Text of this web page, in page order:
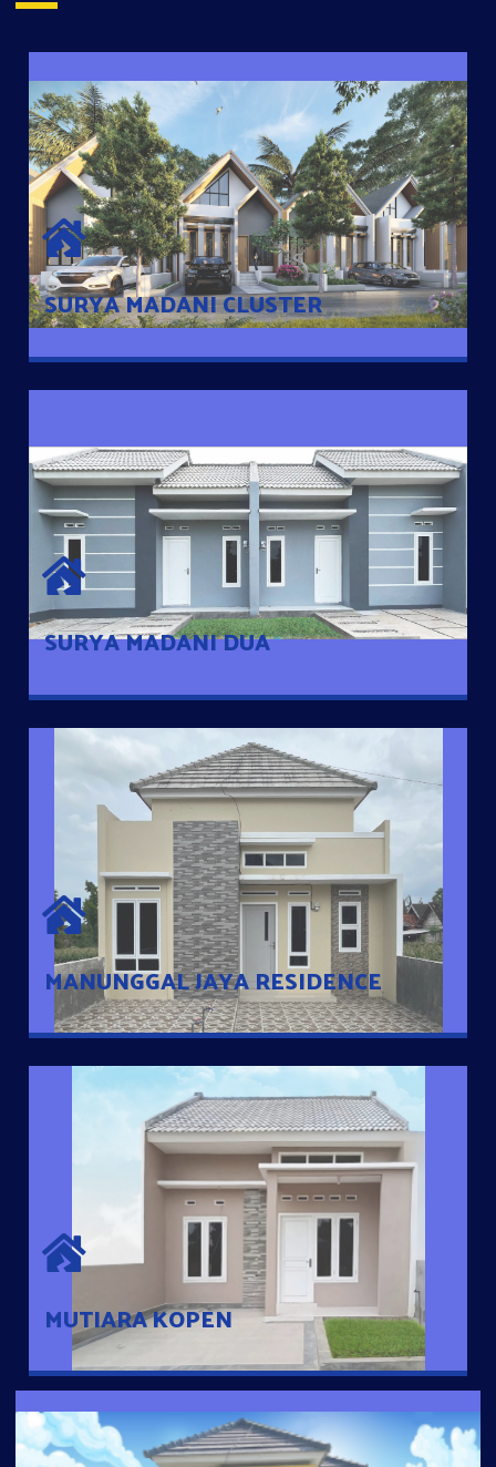
SURYA MADANI CLUSTER
SURYA MADANI CLUSTER
Desain Modern Minimalis dengan Konsep Rumah Pintar
Sehingga Memudahkan Penghuni mengakses rumahnya
dengan Ponsel
SURYA MADANI DUA
SURYA MADANI DUA
Satu-satunya Hunian nyaman dengan harga subsidi hanya 100
jutaan dengan lokasi strategis di Tuban
MANUNGGAL JAYA RESIDENCE
MANUNGGAL JAYA RESIDENCE
Cluster Exclusive dengan one Gate System, terdapat taman
mini dan memiliki jarak 200m dari jalan nasional serta dekat
dengan pusat kota
MUTIARA KOPEN
MUTIARA KOPEN
Hunian nyaman dengan suasana pedesaan. 10 menit dari pusat
kota, 2 menit dari Ring Road